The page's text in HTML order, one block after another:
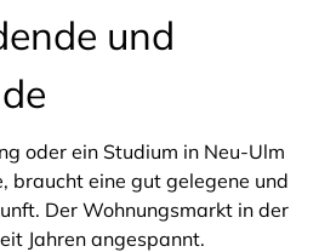
und
oder ein Studium in Neu-Ulm
braucht eine gut gelegene und
Der Wohnungsmarkt in der
Jahren angespannt.